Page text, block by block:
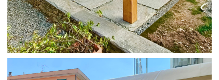
PERGOLA 4X3